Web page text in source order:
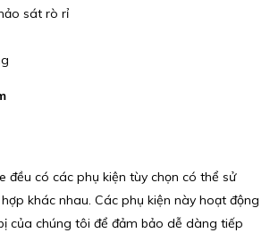
sát rò rỉ
đều có các phụ kiện tùy chọn có thể sử
khác nhau. Các phụ kiện này hoạt động
của chúng tôi để đảm bảo dễ dàng tiếp